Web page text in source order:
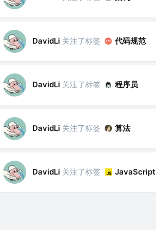
DavidLi 关注了标签 代码规范
DavidLi 关注了标签 程序员
DavidLi 关注了标签 算法
DavidLi 关注了标签 JavaScript